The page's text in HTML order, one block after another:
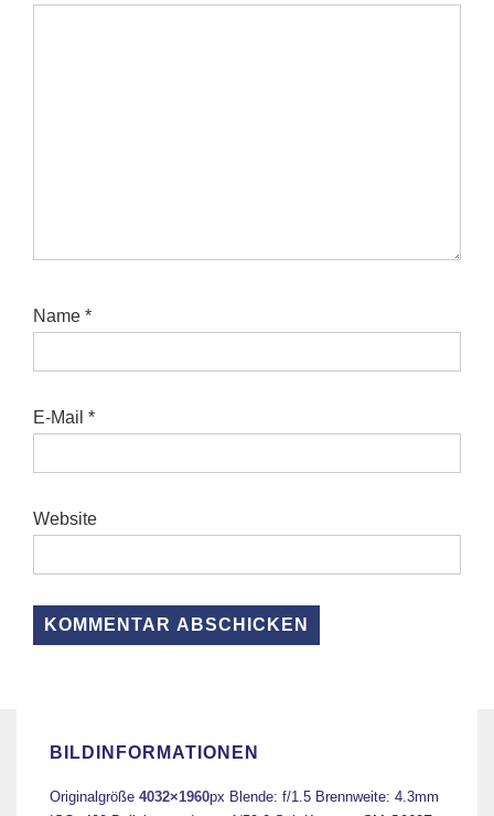
Name *
E-Mail *
Website
BILDINFORMATIONEN
Originalgröße 4032×1960px Blende: f/1.5 Brennweite: 4.3mm